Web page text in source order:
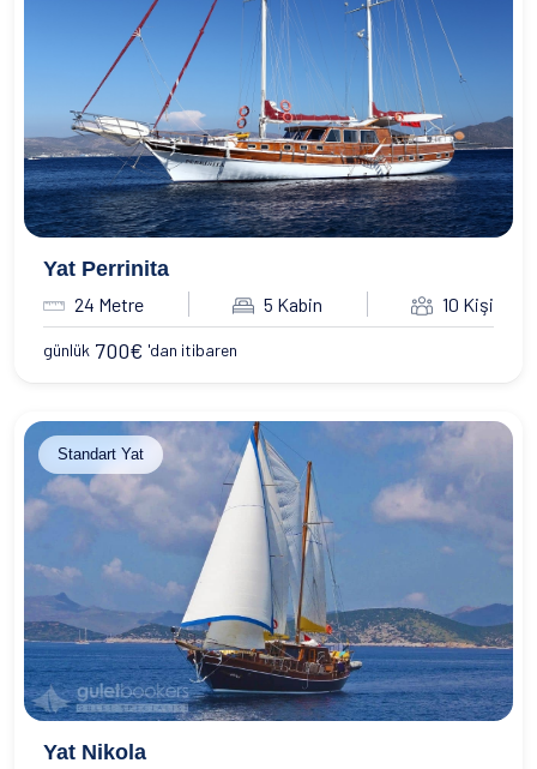
Yat Perrinita
24 Metre 5 Kabin 10 Kişi
günlük 700€ 'dan itibaren
Standart Yat
Yat Nikola